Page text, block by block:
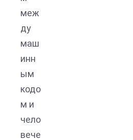
меж
ду
маш
инн
ым
кодо
м и
чело
вече